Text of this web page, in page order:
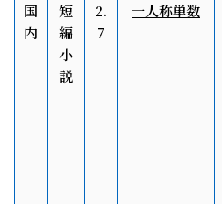
国
内
短
編
小
説
2.
7
一人称単数